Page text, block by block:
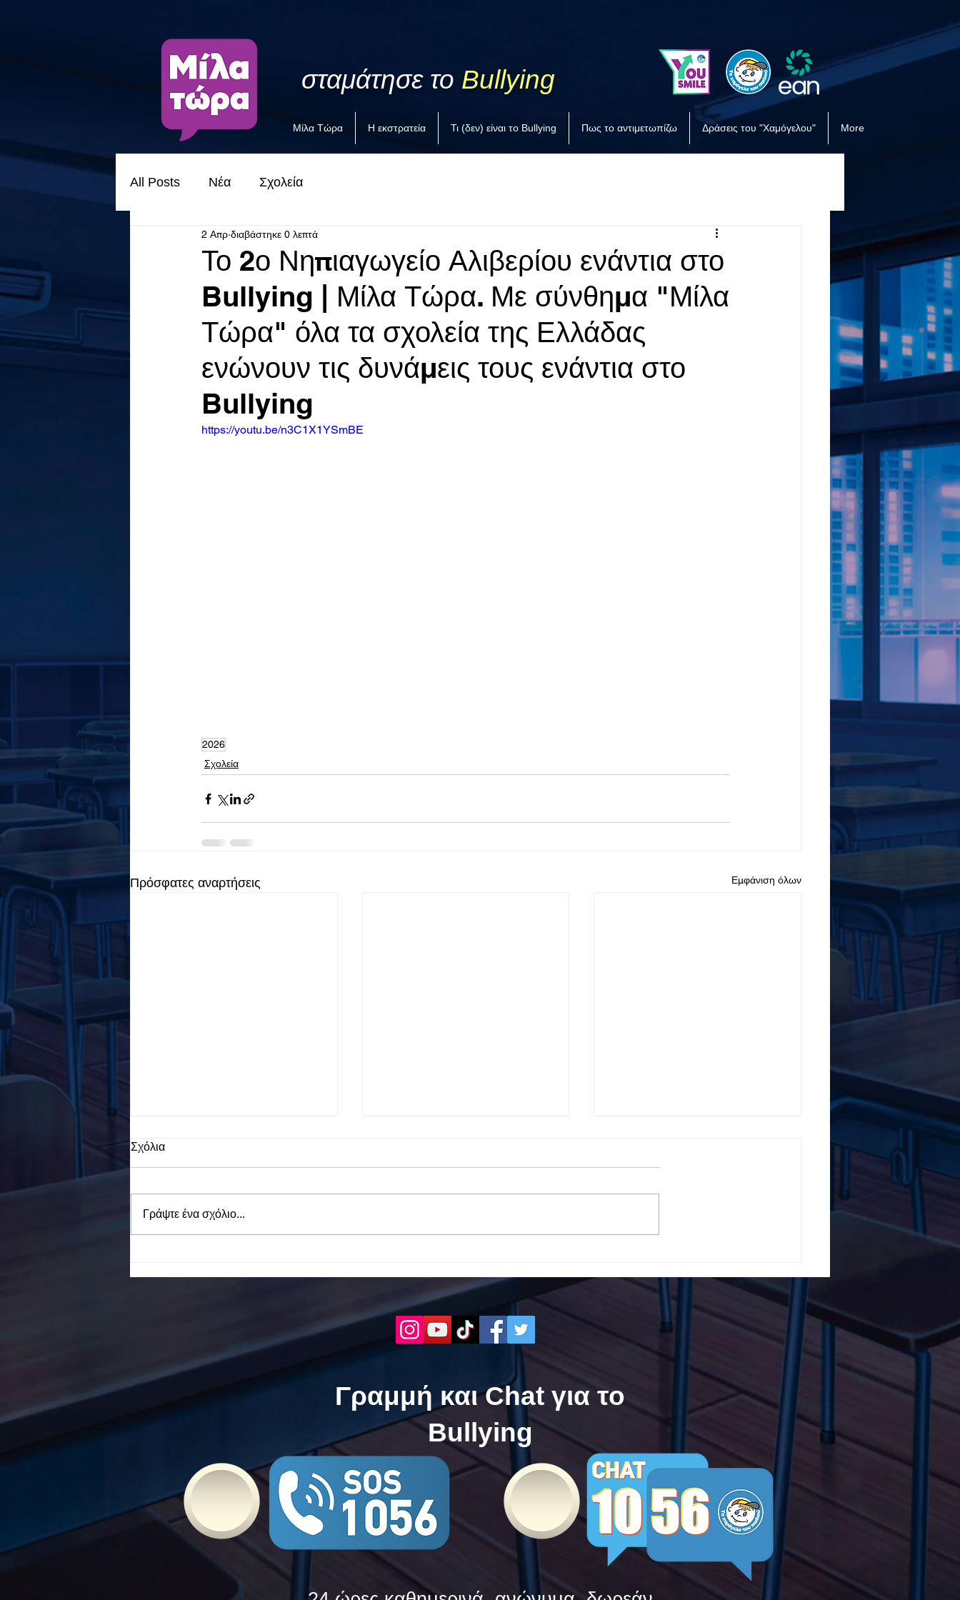
σταμάτησε το Bullying
Μίλα Τώρα Η εκστρατεία Τι (δεν) είναι το Bullying Πως το αντιμετωπίζω Δράσεις του "Χαμόγελου" More
All Posts Νέα Σχολεία
Το 2ο Νηπιαγωγείο Αλιβερίου ενάντια στο
Bullying | Μίλα Τώρα. Με σύνθημα "Μίλα
Τώρα" όλα τα σχολεία της Ελλάδας
ενώνουν τις δυνάμεις τους ενάντια στο
Bullying
2 Απρ διαβάστηκε 0 λεπτά
https://youtu.be/n3C1X1YSmBE
2026
Σχολεία
Πρόσφατες αναρτήσεις Εμφάνιση όλων
δυνάμεις τους ενάντια στο
Τώρα. Με σύνθημα "Μίλα
Τώρα" όλα τα σχολεία της
Ελλάδας ενώνουν τις
δυνάμεις τους ενάντια στο
| Μίλα Τώρα. Με σύνθημα
"Μίλα Τώρα" όλα τα σχολεία
της Ελλάδας ενώνουν τις
δυνάμεις τους ενάντια στο
Bullying
Σχόλια
Γράψτε ένα σχόλιο...
Γραμμή και Chat για το
Bullying